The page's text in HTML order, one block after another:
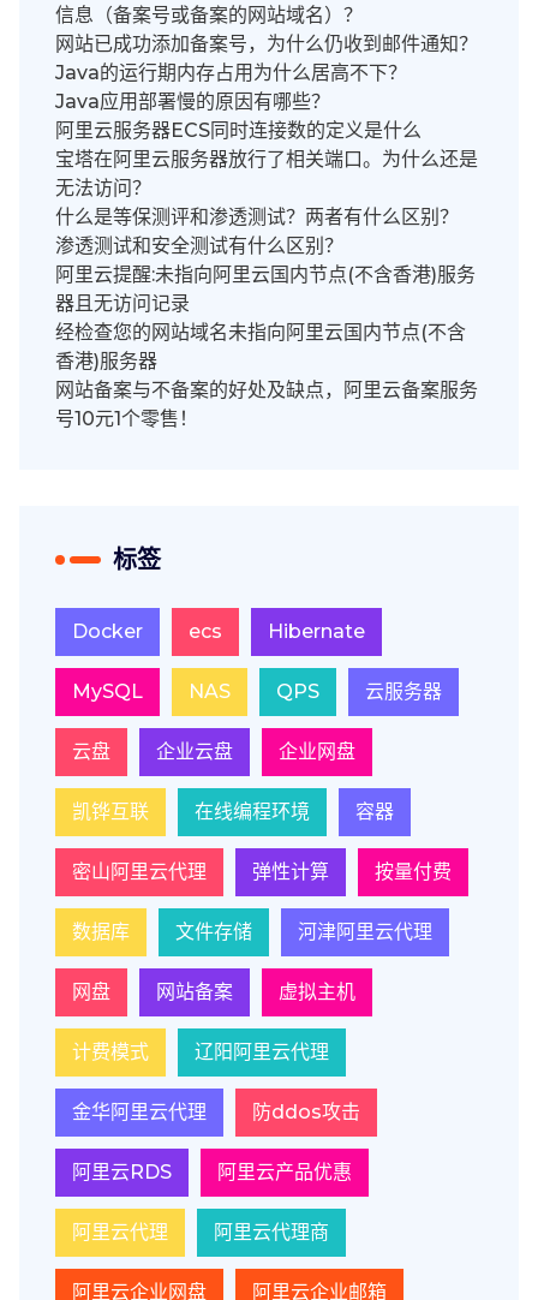
信息（备案号或备案的网站域名）？
网站已成功添加备案号，为什么仍收到邮件通知？
Java的运行期内存占用为什么居高不下？
Java应用部署慢的原因有哪些？
阿里云服务器ECS同时连接数的定义是什么
宝塔在阿里云服务器放行了相关端口。为什么还是
无法访问？
什么是等保测评和渗透测试？两者有什么区别？
渗透测试和安全测试有什么区别？
阿里云提醒:未指向阿里云国内节点(不含香港)服务
器且无访问记录
经检查您的网站域名未指向阿里云国内节点(不含
香港)服务器
网站备案与不备案的好处及缺点，阿里云备案服务
号10元1个零售！
标签
Docker ecs Hibernate
MySQL NAS QPS 云服务器
云盘 企业云盘 企业网盘
凯铧互联 在线编程环境 容器
密山阿里云代理 弹性计算 按量付费
数据库 文件存储 河津阿里云代理
网盘 网站备案 虚拟主机
计费模式 辽阳阿里云代理
金华阿里云代理 防ddos攻击
阿里云RDS 阿里云产品优惠
阿里云代理 阿里云代理商
阿里云企业网盘 阿里云企业邮箱